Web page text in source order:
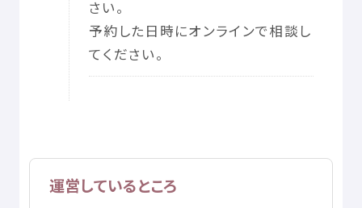
さい。
予約 した日時にオンラインで相談 し
てください。
運営しているところ